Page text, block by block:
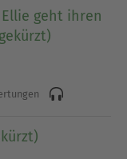
geht ihren